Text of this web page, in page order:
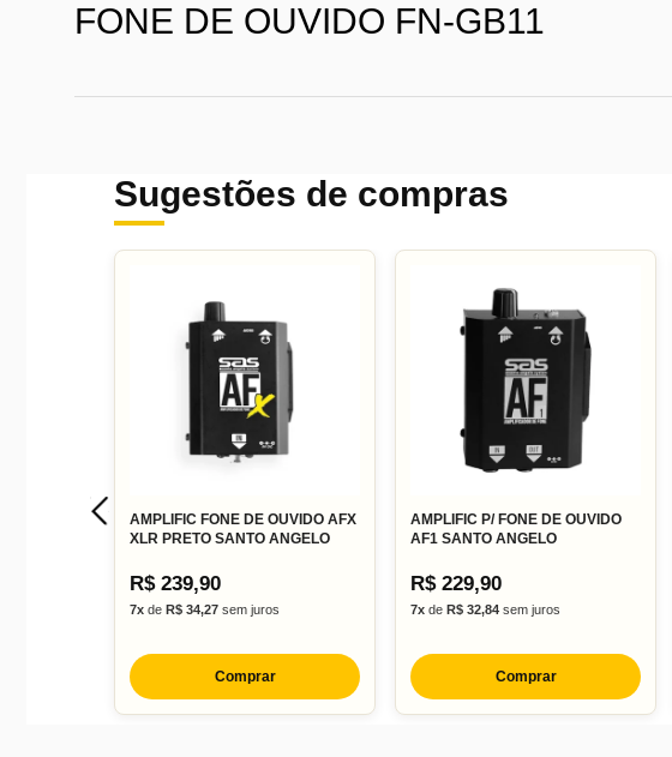
FONE DE OUVIDO FN-GB11
Sugestões de compras
AMPLIFIC FONE DE OUVIDO AFX
XLR PRETO SANTO ANGELO
R$ 239,90
7x de R$ 34,27 sem juros
Comprar
AMPLIFIC P/ FONE DE OUVIDO
AF1 SANTO ANGELO
R$ 229,90
7x de R$ 32,84 sem juros
Comprar